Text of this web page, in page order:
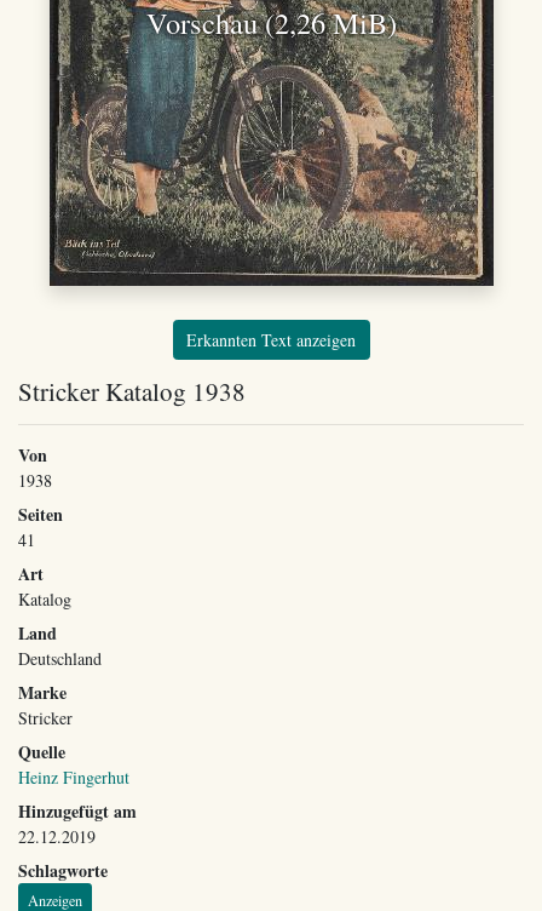
Vorschau (2,26 MiB)
Erkannten Text anzeigen
Stricker Katalog 1938
Von
1938
Seiten
41
Art
Katalog
Land
Deutschland
Marke
Stricker
Quelle
Heinz Fingerhut
Hinzugefügt am
22.12.2019
Schlagworte
Anzeigen